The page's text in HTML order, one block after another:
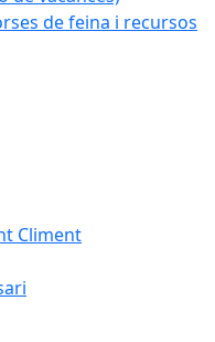
de feina i recursos
Climent